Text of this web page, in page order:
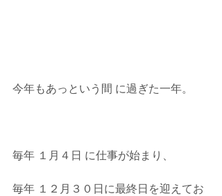
今年もあっという間 に過ぎた一年。
毎年 １月４日 に仕事が始まり、
毎年 １２月３０日に最終日を迎えてお